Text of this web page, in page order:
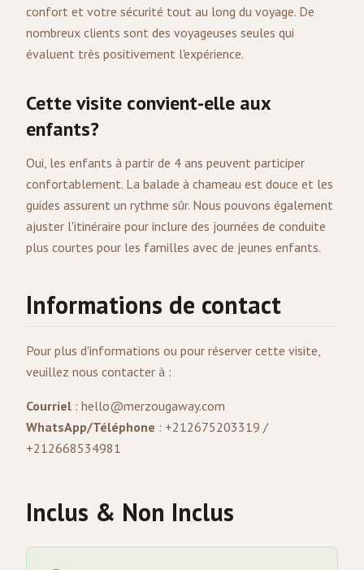
confort et votre sécurité tout au long du voyage. De
nombreux clients sont des voyageuses seules qui
évaluent très positivement l'expérience.
Cette visite convient-elle aux
enfants?
Oui, les enfants à partir de 4 ans peuvent participer
confortablement. La balade à chameau est douce et les
guides assurent un rythme sûr. Nous pouvons également
ajuster l'itinéraire pour inclure des journées de conduite
plus courtes pour les familles avec de jeunes enfants.
Informations de contact
Pour plus d'informations ou pour réserver cette visite,
veuillez nous contacter à :
Courriel : hello@merzougaway.com
WhatsApp/Téléphone : +212675203319 /
+212668534981
Inclus & Non Inclus